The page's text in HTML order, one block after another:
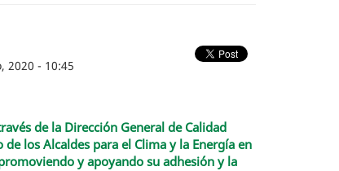
2020 - 10:45
de la Dirección General de Calidad
los Alcaldes para el Clima y la Energía en
y apoyando su adhesión y la